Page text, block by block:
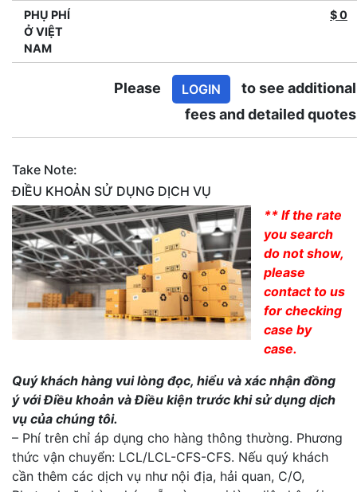
PHỤ PHÍ
Ở VIỆT
NAM
$0
Please LOGIN
to see additional
fees and detailed quotes
Take Note:
ĐIỀU KHOẢN SỬ DỤNG DỊCH VỤ
** If the rate
you search
do not show,
please
contact to us
for checking
case by
case.
Quý khách hàng vui lòng đọc, hiểu và xác nhận đồng
ý với Điều khoản và Điều kiện trước khi sử dụng dịch
vụ của chúng tôi.
– Phí trên chỉ áp dụng cho hàng thông thường. Phương
thức vận chuyển: LCL/LCL-CFS-CFS. Nếu quý khách
cần thêm các dịch vụ như nội địa, hải quan, C/O,